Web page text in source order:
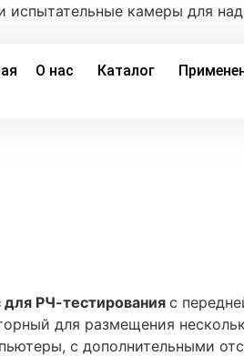
камеры для
О нас Каталог
РЧ-тестирования с
для размещения
с дополнительными